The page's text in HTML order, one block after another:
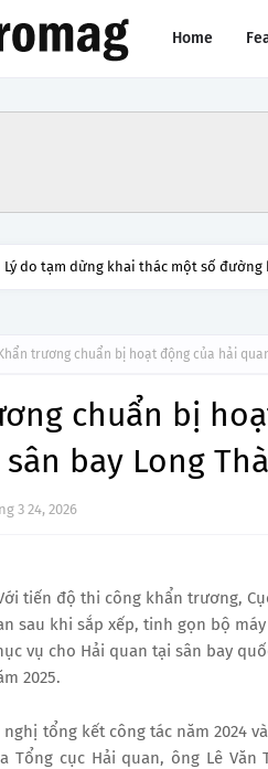
Home
Lý do tạm dừng khai thác một số đường
Khẩn trương chuẩn bị hoạt động của hải
chuẩn bị
bay Long
3 24, 2026
tiến độ thi công khẩn trương,
sau khi sắp xếp, tinh gọn bộ
vụ cho Hải quan tại sân bay
2025.
tổng kết công tác năm 2024
Tổng cục Hải quan, ông Lê Văn